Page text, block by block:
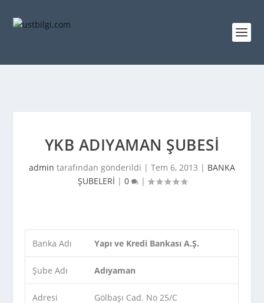
YKB ADIYAMAN ŞUBESI
admin tarafından gönderildi | Tem 6, 2013 | BANKA
ŞUBELERİ | 0 |
Banka Adı Yapı ve Kredi Bankası A.Ş.
Şube Adı Adıyaman
Adresi Gölbaşı Cad. No 25/C